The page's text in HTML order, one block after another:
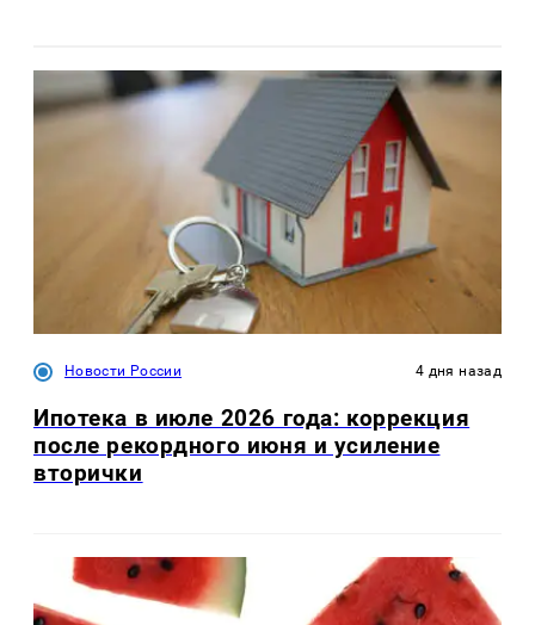
Новости России 4 дня назад
Ипотека в июле 2026 года: коррекция
после рекордного июня и усиление
вторички